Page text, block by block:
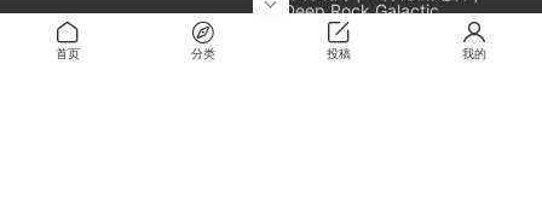
Deep Rock Galactic
2024-10-20
首页 分类 投稿 我的